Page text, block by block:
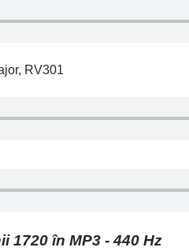
RV301
1720 în MP3 - 440 Hz